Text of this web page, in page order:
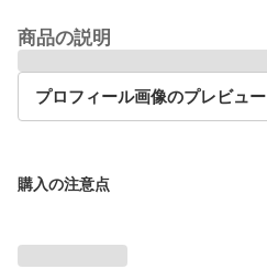
商品の説明
プロフィール画像のプレビュー
購入の注意点